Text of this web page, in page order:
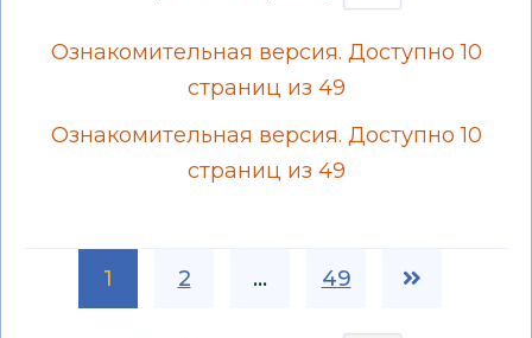
Ознакомительная версия. Доступно 10
страниц из 49
Ознакомительная версия. Доступно 10
страниц из 49
1 2 ... 49